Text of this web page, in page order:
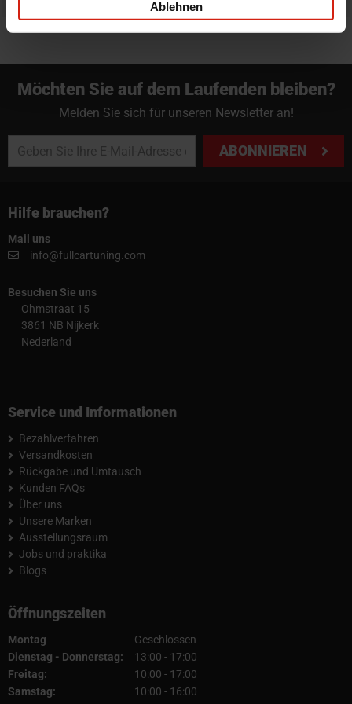
Ablehnen
Möchten Sie auf dem Laufenden bleiben?
Melden Sie sich für unseren Newsletter an!
ABONNIEREN
Hilfe brauchen?
Mail uns
info@fullcartuning.com
Besuchen Sie uns
Ohmstraat 15
3861 NB Nijkerk
Nederland
Service und Informationen
Bezahlverfahren
Versandkosten
Rückgabe und Umtausch
Kunden FAQs
Über uns
Unsere Marken
Ausstellungsraum
Jobs und praktika
Blogs
Öffnungszeiten
Montag
Geschlossen
Dienstag - Donnerstag:
13:00 - 17:00
Freitag:
10:00 - 17:00
Samstag:
10:00 - 16:00